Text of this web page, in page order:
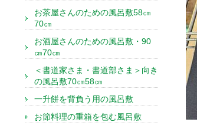
お茶屋さんのための風呂敷58㎝
70㎝
お酒屋さんのための風呂敷・90
㎝70㎝
＜書道家さま・書道部さま＞向き
の風呂敷70㎝58㎝
一升餅を背負う用の風呂敷
お節料理の重箱を包む風呂敷